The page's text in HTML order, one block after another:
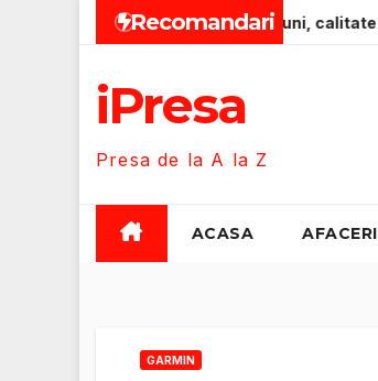
Recomandari
pentru bebeluși 0-12 luni, calitate garantată
iPresa
Presa de la A la Z
ACASA AFACERI
GARMIN